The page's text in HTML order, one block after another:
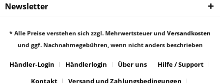
Newsletter
* Alle Preise verstehen sich zzgl. Mehrwertsteuer und Versandkosten
und ggf. Nachnahmegebühren, wenn nicht anders beschrieben
Händler-Login Händlerlogin Über uns
Hilfe / Support
Kontakt
Versand und Zahlungsbedingungen